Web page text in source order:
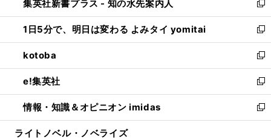
く
ド
ウ
で
開
く
ィ
ン
ド
ウ
で
開
く
い
ウ
ィ
ン
ド
ウ
で
開
く
集英社新書プラス - 知の水先案内人
新
し
い
ウ
ィ
ン
ド
ウ
で
開
1日5分で、明日は変わる よみタイ yomitai
新
し
い
ウ
ィ
ン
ド
ウ
kotoba
新
し
い
ウ
ィ
ン
e!集英社
新
し
い
ウ
情報・知識＆オピニオン imidas
新
し
ライトノベル・ノベライズ